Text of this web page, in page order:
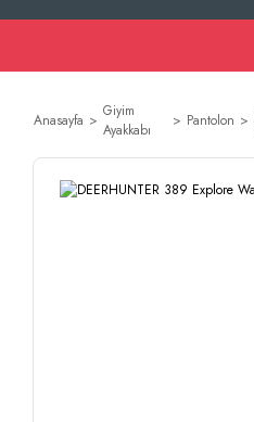
Anasayfa
Giyim
Ayakkabı
Pantolon